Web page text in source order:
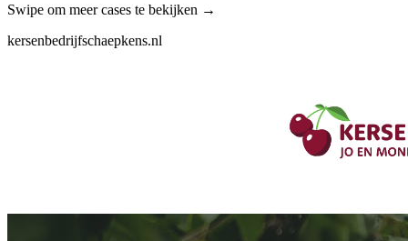
Swipe om meer cases te bekijken →
kersenbedrijfschaepkens.nl